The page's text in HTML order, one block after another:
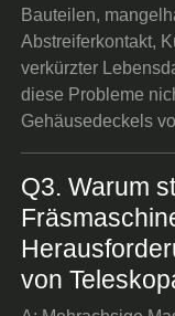
Bauteilen,
Abstreiferkontakt,
verkürzter
diese Probleme
Gehäusedeckels
Q3. Warum
von